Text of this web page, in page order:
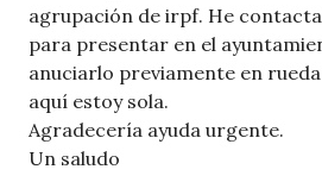
agrupación de irpf. He
para presentar en el
anuciarlo previamente en
aquí estoy sola.
Agradecería ayuda urgente.
Un saludo